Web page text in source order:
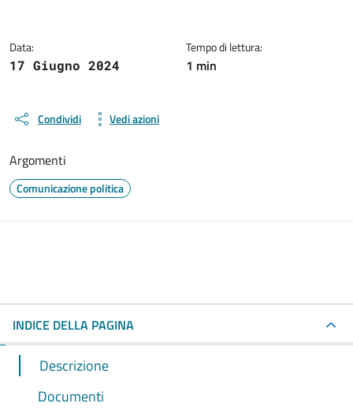
Data:
17 Giugno 2024
Tempo di lettura:
1 min
Condividi Vedi azioni
Argomenti
Comunicazione politica
INDICE DELLA PAGINA
Descrizione
Documenti